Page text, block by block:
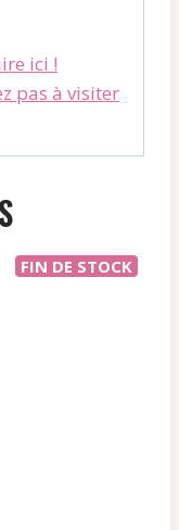
ici !
pas à visiter
FIN DE STOCK